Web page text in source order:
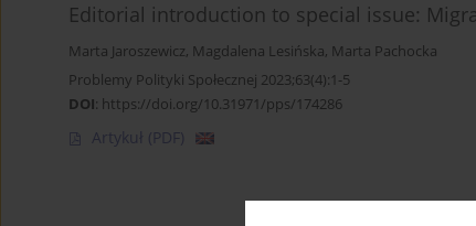
Editorial introduction to special issue:
Marta Jaroszewicz, Magdalena Lesińska, Marta Pachocka
Problemy Polityki Społecznej 2023;63(4):1-5
DOI: https://doi.org/10.31971/pps/174286
Artykuł (PDF)